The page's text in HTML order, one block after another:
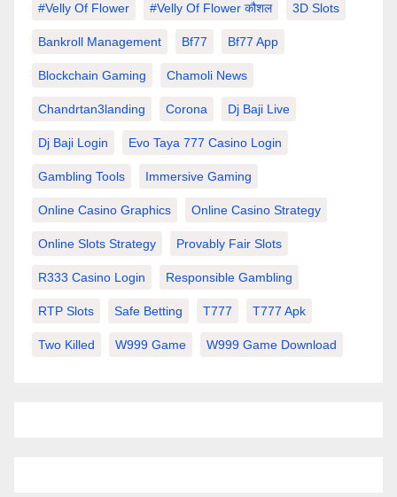
#velly Of Flower #velly Of Flower कौशल 3D Slots
Bankroll Management Bf77 Bf77 App
Blockchain Gaming Chamoli News
Chandrtan3landing Corona Dj Baji Live
Dj Baji Login Evo Taya 777 Casino Login
Gambling Tools Immersive Gaming
Online Casino Graphics Online Casino Strategy
Online Slots Strategy Provably Fair Slots
R333 Casino Login Responsible Gambling
RTP Slots Safe Betting T777 T777 Apk
Two Killed W999 Game W999 Game Download